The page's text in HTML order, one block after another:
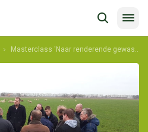
Masterclass 'Naar renderende gewassen met Mulchlandbouw?'